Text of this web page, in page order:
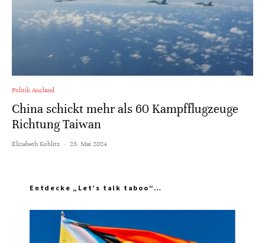
Politik Ausland
China schickt mehr als 60 Kampfflugzeuge
Richtung Taiwan
Elisabeth Koblitz · 25. Mai 2024
Entdecke „Let’s talk taboo“…